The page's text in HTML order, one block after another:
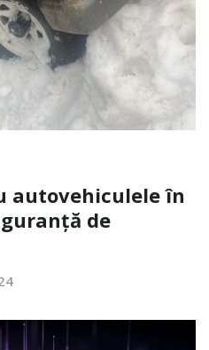
autovehiculele în
de